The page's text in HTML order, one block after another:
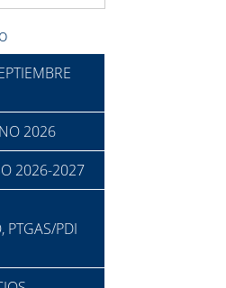
2026
2026-2027
PTGAS/PDI